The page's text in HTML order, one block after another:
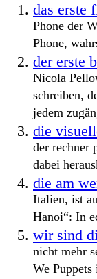
das erste
Phone der
Phone,
der erste
Nicola
schreiben,
jedem
die
der rechner
dabei
die am
Italien, ist
Hanoi“: In
wir sind
nicht mehr
We